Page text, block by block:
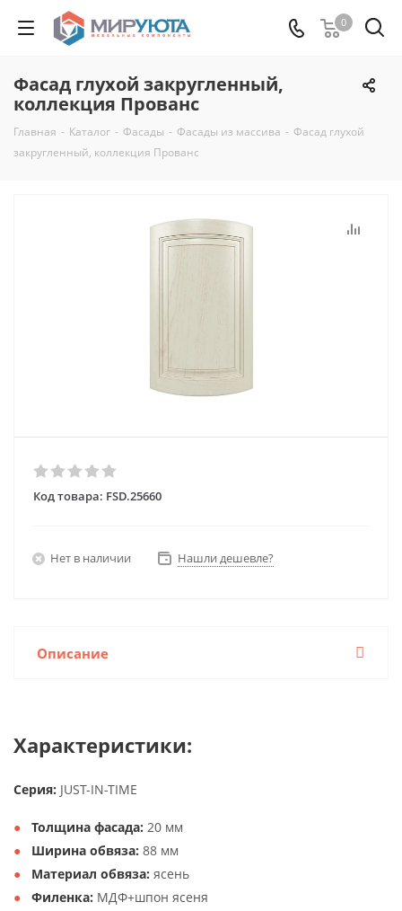
0
Фасад глухой закругленный,
коллекция Прованс
Главная - Каталог - Фасады - Фасады из массива - Фасад глухой
закругленный, коллекция Прованс
Код товара: FSD.25660
Нет в наличии Нашли дешевле?
Описание
Характеристики:
Серия: JUST-IN-TIME
Толщина фасада: 20 мм
Ширина обвяза: 88 мм
Материал обвяза: ясень
Филенка: МДФ+шпон ясеня